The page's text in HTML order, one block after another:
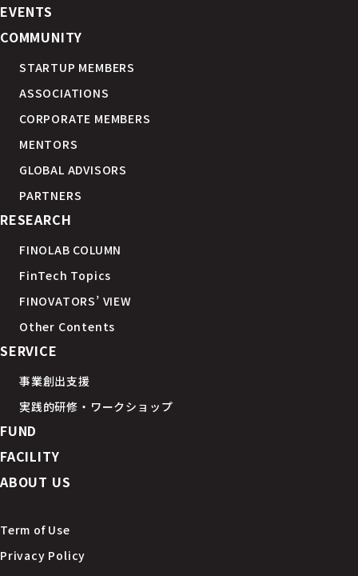
EVENTS
COMMUNITY
STARTUP MEMBERS
ASSOCIATIONS
CORPORATE MEMBERS
MENTORS
GLOBAL ADVISORS
PARTNERS
RESEARCH
FINOLAB COLUMN
FinTech Topics
FINOVATORS’ VIEW
Other Contents
SERVICE
事業創出支援
実践的研修・ワークショップ
FUND
FACILITY
ABOUT US
Term of Use
Privacy Policy